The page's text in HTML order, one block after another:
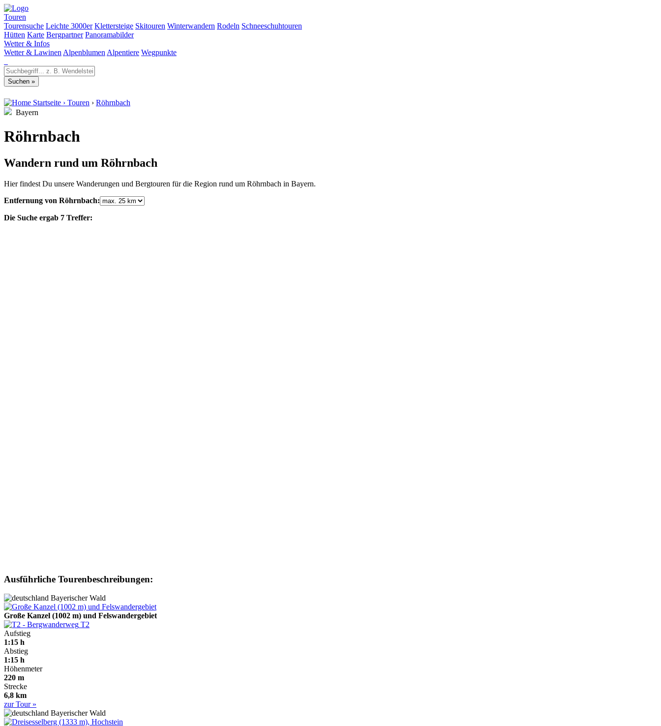
Touren
Tourensuche Leichte 3000er Klettersteige Skitouren Winterwandern Rodeln Schneeschuhtouren
Hütten Karte Bergpartner Panoramabilder
Wetter & Infos
Wetter & Lawinen Alpenblumen Alpentiere Wegpunkte
Startseite › Touren › Röhrnbach
Bayern
Röhrnbach
Wandern rund um Röhrnbach
Hier findest Du unsere Wanderungen und Bergtouren für die Region rund um Röhrnbach in Bayern.
Entfernung von Röhrnbach:
Die Suche ergab 7 Treffer:
Ausführliche Tourenbeschreibungen:
Bayerischer Wald
Große Kanzel (1002 m) und Felswandergebiet
T2
Aufstieg
1:15 h
Abstieg
1:15 h
Höhenmeter
220 m
Strecke
6,8 km
zur Tour »
Bayerischer Wald